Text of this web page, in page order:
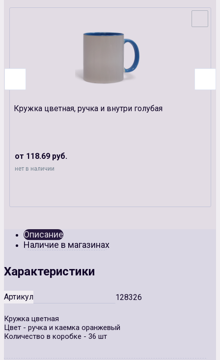
Кружка цветная, ручка и внутри голубая
от 118.69 руб.
нет в наличии
Описание
Наличие в магазинах
Характеристики
Артикул 128326
Кружка цветная
Цвет - ручка и каемка оранжевый
Количество в коробке - 36 шт